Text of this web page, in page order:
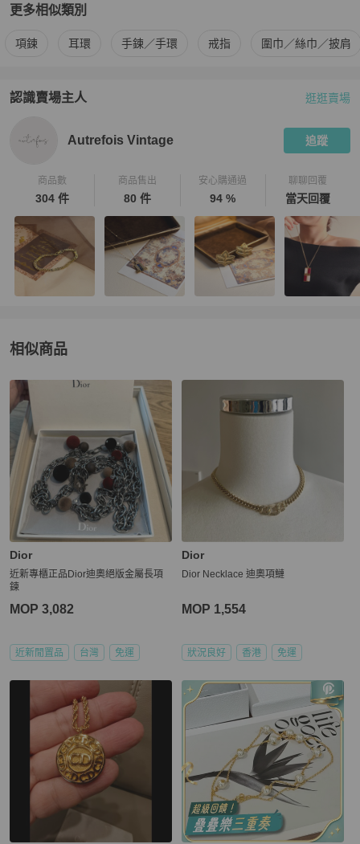
更多相似類別
更多Dior 女士配件 相似商品推薦
項鍊 耳環 手鍊／手環 戒指 圍巾／絲巾／披肩
認識賣場主人
PopChill 拍拍圈嚴選賣家
逛逛賣場
Autrefois Vintage 追蹤
商品數
304 件
商品售出
80 件
安心購通過
94 %
聊聊回覆
當天回覆
相似商品
更多相似Dior女士配件推薦精品
Dior
近新專櫃正品Dior迪奧絕版金屬長項
鍊
MOP 3,082
近新閒置品 台灣 免運
Dior
Dior Necklace 迪奧項鰱
MOP 1,554
狀況良好 香港 免運